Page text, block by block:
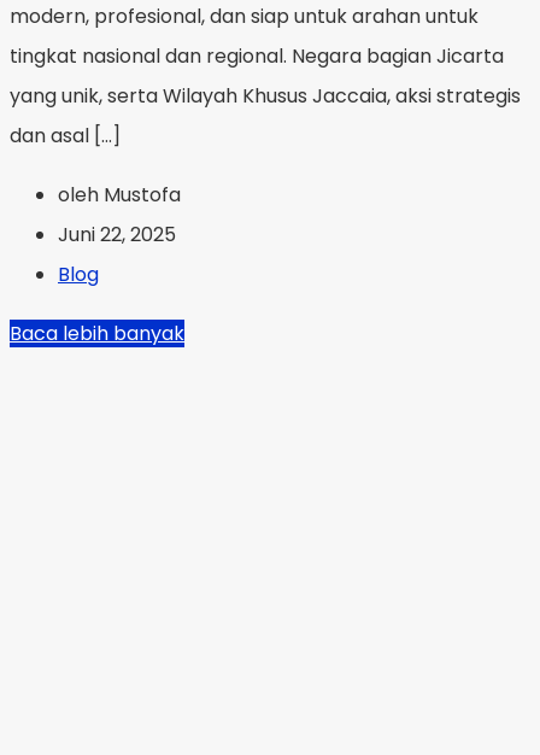
modern, profesional, dan siap untuk arahan untuk
tingkat nasional dan regional. Negara bagian Jicarta
yang unik, serta Wilayah Khusus Jaccaia, aksi strategis
dan asal […]
oleh Mustofa
Juni 22, 2025
Blog
Baca lebih banyak